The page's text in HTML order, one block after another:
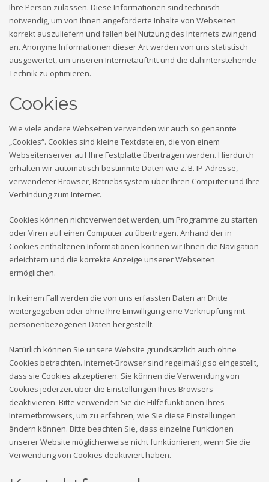
Ihre Person zulassen. Diese Informationen sind technisch
notwendig, um von Ihnen angeforderte Inhalte von Webseiten
korrekt auszuliefern und fallen bei Nutzung des Internets zwingend
an. Anonyme Informationen dieser Art werden von uns statistisch
ausgewertet, um unseren Internetauftritt und die dahinterstehende
Technik zu optimieren.
Cookies
Wie viele andere Webseiten verwenden wir auch so genannte
„Cookies“. Cookies sind kleine Textdateien, die von einem
Webseitenserver auf Ihre Festplatte übertragen werden. Hierdurch
erhalten wir automatisch bestimmte Daten wie z. B. IP-Adresse,
verwendeter Browser, Betriebssystem über Ihren Computer und Ihre
Verbindung zum Internet.
Cookies können nicht verwendet werden, um Programme zu starten
oder Viren auf einen Computer zu übertragen. Anhand der in
Cookies enthaltenen Informationen können wir Ihnen die Navigation
erleichtern und die korrekte Anzeige unserer Webseiten
ermöglichen.
In keinem Fall werden die von uns erfassten Daten an Dritte
weitergegeben oder ohne Ihre Einwilligung eine Verknüpfung mit
personenbezogenen Daten hergestellt.
Natürlich können Sie unsere Website grundsätzlich auch ohne
Cookies betrachten. Internet-Browser sind regelmäßig so eingestellt,
dass sie Cookies akzeptieren. Sie können die Verwendung von
Cookies jederzeit über die Einstellungen Ihres Browsers
deaktivieren. Bitte verwenden Sie die Hilfefunktionen Ihres
Internetbrowsers, um zu erfahren, wie Sie diese Einstellungen
ändern können. Bitte beachten Sie, dass einzelne Funktionen
unserer Website möglicherweise nicht funktionieren, wenn Sie die
Verwendung von Cookies deaktiviert haben.